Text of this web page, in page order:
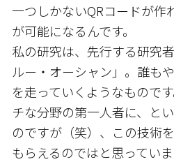
一つしかないQRコードが作
が可能になるんです。
私の研究は、先行する研究
ルー・オーシャン」。誰も
を走っていくようなもので
チな分野の第一人者に、と
のですが（笑）、この技術
もらえるのではと思っていま